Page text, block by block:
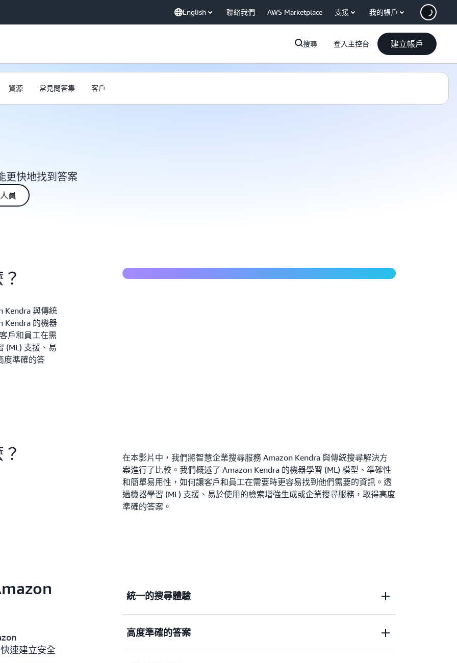
English 聯絡我們 AWS Marketplace 支援 我的帳戶
搜尋 登入主控台 建立帳戶
資源 常見問答集 客戶
更快地找到答案
員
Kendra 與傳統
Kendra 的機器
戶和員工在需
(ML) 支援、易
度準確的答
在本影片中，我們將智慧企業搜尋服務 Amazon Kendra 與傳統搜尋解決方
案進行了比較。我們概述了 Amazon Kendra 的機器學習 (ML) 模型、準確性
和簡單易用性，如何讓客戶和員工在需要時更容易找到他們需要的資訊。透
過機器學習 (ML) 支援、易於使用的檢索增強生成或企業搜尋服務，取得高度
準確的答案。
速建立安全
統一的搜尋體驗
高度準確的答案